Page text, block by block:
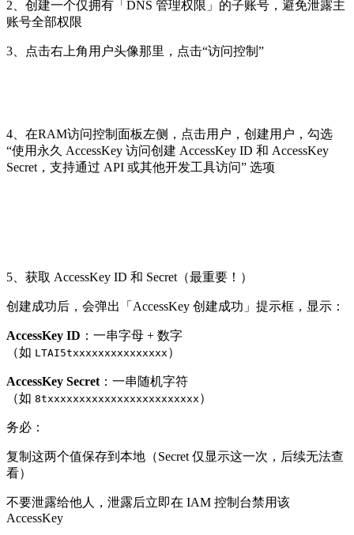
2、创建一个仅拥有「DNS 管理权限」的子账号，避免泄露主
账号全部权限
3、点击右上角用户头像那里，点击“访问控制”
4、在RAM访问控制面板左侧，点击用户，创建用户，勾选
“使用永久 AccessKey 访问创建 AccessKey ID 和 AccessKey
Secret，支持通过 API 或其他开发工具访问” 选项
5、获取 AccessKey ID 和 Secret（最重要！）
创建成功后，会弹出「AccessKey 创建成功」提示框，显示：
AccessKey ID ：一串字母 + 数字
（如 LTAI5txxxxxxxxxxxxxxx ）
AccessKey Secret ：一串随机字符
（如 8txxxxxxxxxxxxxxxxxxxxxxxx ）
务必：
复制这两个值保存到本地（Secret 仅显示这一次，后续无法查
看）
不要泄露给他人，泄露后立即在 IAM 控制台禁用该
AccessKey